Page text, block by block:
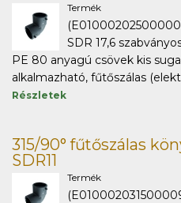
Termék
SDR 17,6
PE 80 anyagú csövek kis
alkalmazható, fűtőszálas
Részletek
315/90° fűtőszálas
SDR11
Termék